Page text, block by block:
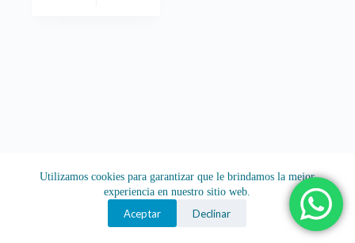
Utilizamos cookies para garantizar que le brindamos la mejor
experiencia en nuestro sitio web.
Aceptar Declinar